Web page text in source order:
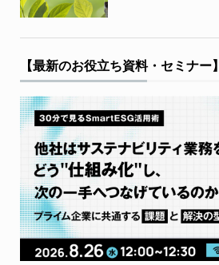
【最新のお役立ち資料・セミナー】